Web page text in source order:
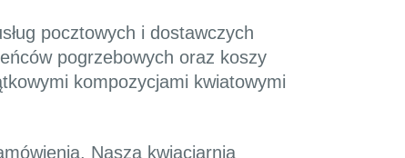
pocztowych i dostawczych
pogrzebowych oraz koszy
kompozycjami kwiatowymi
Nasza kwiaciarnia